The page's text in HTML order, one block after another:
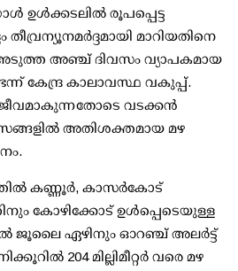
ഉള്‍ക്കടലില്‍ രൂപപ്പെട്ട
മാറിയതിനെ
അഞ്ച് ദിവസം വ്യാപകമായ
കേന്ദ്ര കാലാവസ്ഥ വകുപ്പ്.
വടക്കന്‍
അതിശക്തമായ മഴ
കണ്ണൂര്‍, കാസര്‍കോട്
കോഴിക്കോട് ഉള്‍പ്പെടെയുള്ള
ജൂലൈ ഏഴിനും ഓറഞ്ച് അലര്‍ട്ട്
204 മില്ലിമീറ്റര്‍ വരെ മഴ